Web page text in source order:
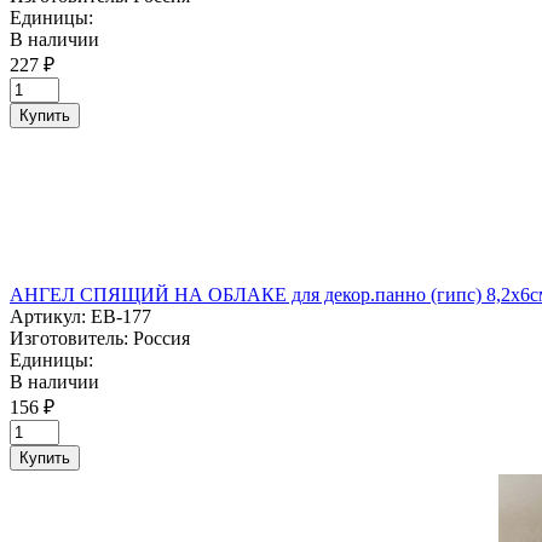
Единицы:
В наличии
227 ₽
Купить
АНГЕЛ СПЯЩИЙ НА ОБЛАКЕ для декор.панно (гипс)
Артикул: ЕВ-177
Изготовитель: Россия
Единицы:
В наличии
156 ₽
Купить